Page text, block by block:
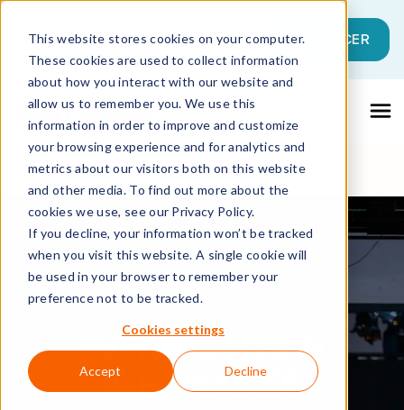
This website stores cookies on your computer.
These cookies are used to collect information
about how you interact with our website and
allow us to remember you. We use this
information in order to improve and customize
your browsing experience and for analytics and
metrics about our visitors both on this website
and other media. To find out more about the
cookies we use, see our Privacy Policy.
If you decline, your information won’t be tracked
when you visit this website. A single cookie will
be used in your browser to remember your
preference not to be tracked.
Cookies settings
Accept Decline
Il s'agit d'un champ de recherche
Il n'y a aucune suggestion car le champ
SE LANCER
ÉVÈNEMENTS &
WEBINAIRES